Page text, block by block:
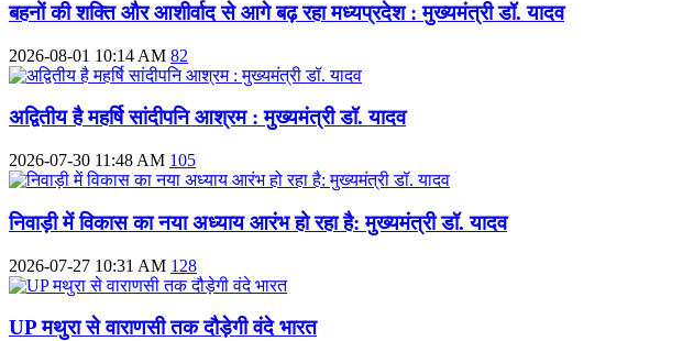
बहनों की शक्ति और आशीर्वाद से आगे बढ़ रहा मध्यप्रदेश : मुख्यमंत्री डॉ. यादव
2026-08-01 10:14 AM 82
अद्वितीय है महर्षि सांदीपनि आश्रम : मुख्यमंत्री डॉ. यादव
2026-07-30 11:48 AM 105
निवाड़ी में विकास का नया अध्याय आरंभ हो रहा है: मुख्यमंत्री डॉ. यादव
2026-07-27 10:31 AM 128
UP मथुरा से वाराणसी तक दौड़ेगी वंदे भारत